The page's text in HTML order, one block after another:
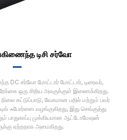
டிசி சர்வோ
▂▂
DC சர்வோ மோட்டார் மோட்டார், டிரைவர்,
ஒரு சிறிய அலகுக்குள் இணைக்கிறது.
கட்டுப்பாடு, வேகமான பதில் மற்றும் பவர்
ஃபோர்ஸை வழங்குகிறது, இது செங்குத்து
பாதுகாப்பு முக்கியமான ஆட்டோமேஷன்
ஏற்றதாக அமைகிறது.